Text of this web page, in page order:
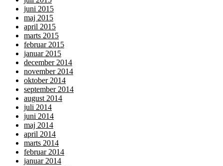
juni 2015
maj 2015
april 2015
marts 2015
februar 2015
januar 2015
december 2014
november 2014
oktober 2014
september 2014
august 2014
juli 2014
juni 2014
maj 2014
april 2014
marts 2014
februar 2014
januar 2014